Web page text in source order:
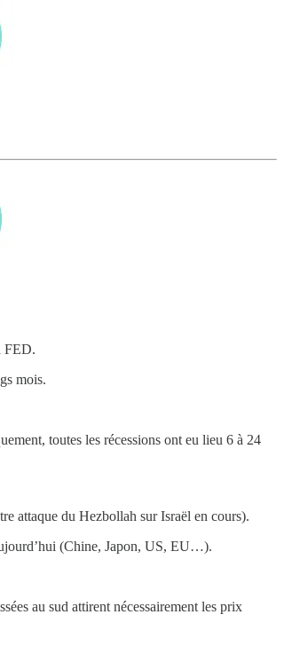
FED.
mois.
toutes les récessions ont eu lieu 6 à 24
attaque du Hezbollah sur Israël en cours).
(Chine, Japon, US, EU…).
au sud attirent nécessairement les prix